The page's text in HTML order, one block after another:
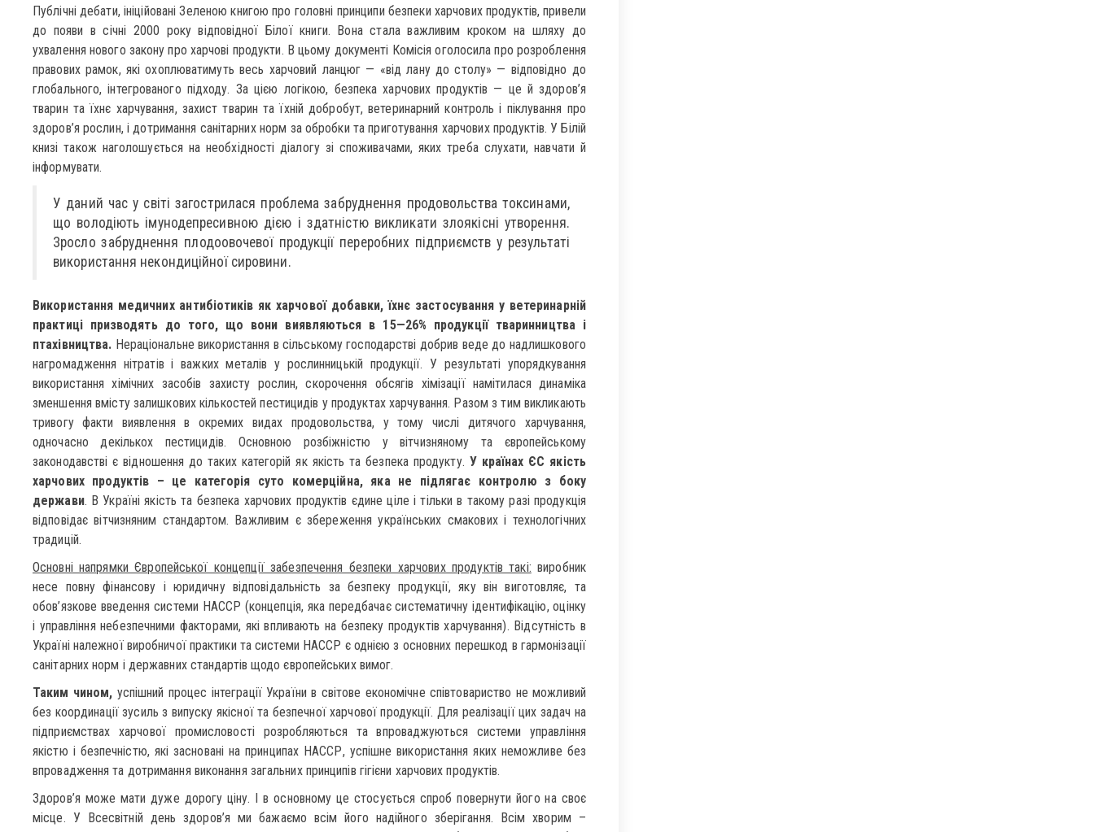
Публічні дебати, ініційовані Зеленою книгою про головні принципи безпеки харчових продуктів, привели
до появи в січні 2000 року відповідної Білої книги. Вона стала важливим кроком на шляху до
ухвалення нового закону про харчові продукти. В цьому документі Комісія оголосила про розроблення
правових рамок, які охоплюватимуть весь харчовий ланцюг — «від лану до столу» — відповідно до
глобального, інтегрованого підходу. За цією логікою, безпека харчових продуктів — це й здоров’я
тварин та їхнє харчування, захист тварин та їхній добробут, ветеринарний контроль і піклування про
здоров’я рослин, і дотримання санітарних норм за обробки та приготування харчових продуктів. У Білій
книзі також наголошується на необхідності діалогу зі споживачами, яких треба слухати, навчати й
інформувати.
У даний час у світі загострилася проблема забруднення продовольства токсинами,
що володіють імунодепресивною дією і здатністю викликати злоякісні утворення.
Зросло забруднення плодоовочевої продукції переробних підприємств у результаті
використання некондиційної сировини.
Використання медичних антибіотиків як харчової добавки, їхнє застосування у ветеринарній
практиці призводять до того, що вони виявляються в 15—26% продукції тваринництва і
птахівництва. Нераціональне використання в сільському господарстві добрив веде до надлишкового
нагромадження нітратів і важких металів у рослинницькій продукції. У результаті упорядкування
використання хімічних засобів захисту рослин, скорочення обсягів хімізації намітилася динаміка
зменшення вмісту залишкових кількостей пестицидів у продуктах харчування. Разом з тим викликають
тривогу факти виявлення в окремих видах продовольства, у тому числі дитячого харчування,
одночасно декількох пестицидів. Основною розбіжністю у вітчизняному та європейському
законодавстві є відношення до таких категорій як якість та безпека продукту. У країнах ЄС якість
харчових продуктів – це категорія суто комерційна, яка не підлягає контролю з боку
держави. В Україні якість та безпека харчових продуктів єдине ціле і тільки в такому разі продукція
відповідає вітчизняним стандартом. Важливим є збереження українських смакових і технологічних
традицій.
Основні напрямки Європейської концепції забезпечення безпеки харчових продуктів такі: виробник
несе повну фінансову і юридичну відповідальність за безпеку продукції, яку він виготовляє, та
обов’язкове введення системи НАССР (концепція, яка передбачає систематичну ідентифікацію, оцінку
і управління небезпечними факторами, які впливають на безпеку продуктів харчування). Відсутність в
Україні належної виробничої практики та системи НАССР є однією з основних перешкод в гармонізації
санітарних норм і державних стандартів щодо європейських вимог.
Таким чином, успішний процес інтеграції України в світове економічне співтовариство не можливий
без координації зусиль з випуску якісної та безпечної харчової продукції. Для реалізації цих задач на
підприємствах харчової промисловості розробляються та впроваджуються системи управління
якістю і безпечністю, які засновані на принципах НАССР, успішне використання яких неможливе без
впровадження та дотримання виконання загальних принципів гігієни харчових продуктів.
Здоров’я може мати дуже дорогу ціну. І в основному це стосується спроб повернути його на своє
місце. У Всесвітній день здоров’я ми бажаємо всім його надійного зберігання. Всім хворим –